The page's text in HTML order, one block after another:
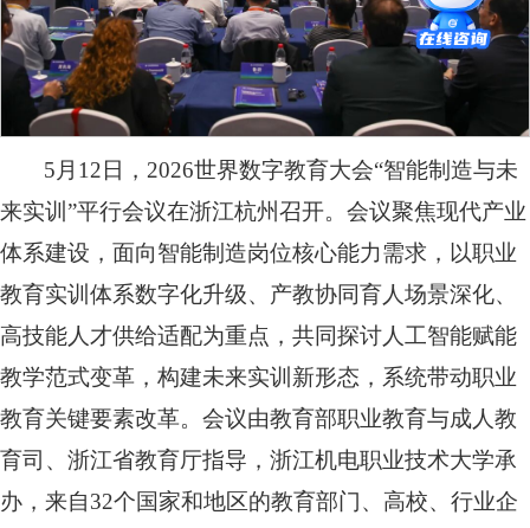
5月12日，2026世界数字教育大会“智能制造与未
来实训”平行会议在浙江杭州召开。会议聚焦现代产业
体系建设，面向智能制造岗位核心能力需求，以职业
教育实训体系数字化升级、产教协同育人场景深化、
高技能人才供给适配为重点，共同探讨人工智能赋能
教学范式变革，构建未来实训新形态，系统带动职业
教育关键要素改革。会议由教育部职业教育与成人教
育司、浙江省教育厅指导，浙江机电职业技术大学承
办，来自32个国家和地区的教育部门、高校、行业企